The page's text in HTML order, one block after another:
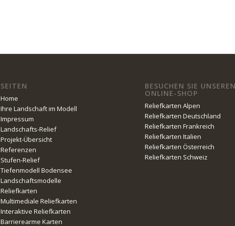
SEITEN
Home
Ihre Landschaft im Modell
Impressum
Landschafts-Relief
Projekt-Übersicht
Referenzen
Stufen-Relief
Tiefenmodell Bodensee
Landschaftsmodelle
Reliefkarten
Multimediale Reliefkarten
Interaktive Reliefkarten
Barrierearme Karten
BESUCHEN SIE UNSEREN
ONLINE-SHOP
Reliefkarten Alpen
Reliefkarten Deutschland
Reliefkarten Frankreich
Reliefkarten Italien
Reliefkarten Österreich
Reliefkarten Schweiz